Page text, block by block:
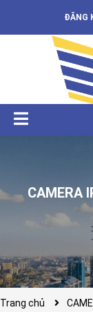
ĐĂNG
CAMERA
Trang chủ